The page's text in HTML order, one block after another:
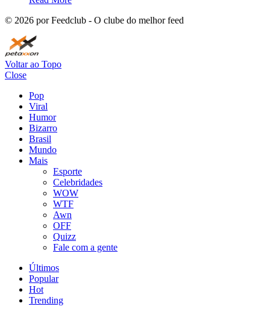
© 2026 por Feedclub - O clube do melhor feed
Voltar ao Topo
Close
Pop
Viral
Humor
Bizarro
Brasil
Mundo
Mais
Esporte
Celebridades
WOW
WTF
Awn
OFF
Quizz
Fale com a gente
Últimos
Popular
Hot
Trending